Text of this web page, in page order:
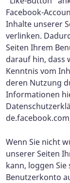
Facebook-
Inhalte unserer
verlinken.
Seiten Ihrem
darauf hin, dass
Kenntnis vom
deren Nutzung
Informationen
Wenn Sie nicht
unserer Seiten
kann, loggen
Benutzerkonto